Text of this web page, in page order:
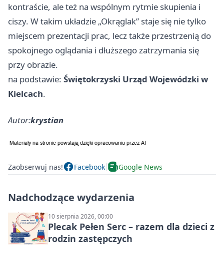
kontraście, ale też na wspólnym rytmie skupienia i
ciszy. W takim układzie „Okrąglak” staje się nie tylko
miejscem prezentacji prac, lecz także przestrzenią do
spokojnego oglądania i dłuższego zatrzymania się
przy obrazie.
na podstawie: Świętokrzyski Urząd Wojewódzki w
Kielcach.
Autor:krystian
Zaobserwuj nas! Facebook Google News
Nadchodzące wydarzenia
10 sierpnia 2026, 00:00
Plecak Pełen Serc – razem dla dzieci z
rodzin zastępczych